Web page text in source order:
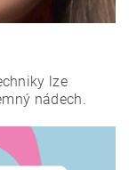
lze
nádech.